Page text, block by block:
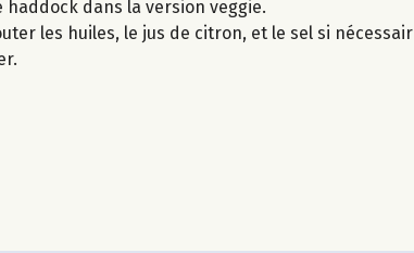
haddock dans la version veggie.
les huiles, le jus de citron, et le sel si